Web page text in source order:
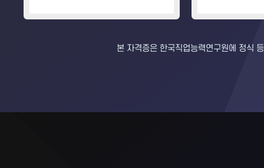
본 자격증은 한국직업능력연구원에 정식